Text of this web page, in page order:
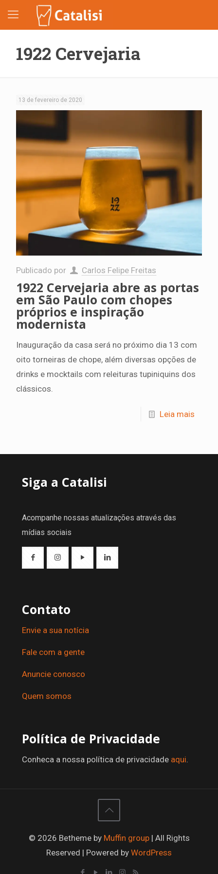
1922 Cervejaria
13 de fevereiro de 2020
Publicado por Carlos Felipe Freitas
1922 Cervejaria abre as portas
em São Paulo com chopes
próprios e inspiração
modernista
Inauguração da casa será no próximo dia 13 com
oito torneiras de chope, além diversas opções de
drinks e mocktails com releituras tupiniquins dos
clássicos.
Leia mais
Siga a Catalisi
Acompanhe nossas atualizações através das
mídias sociais
Contato
Envie a sua notícia
Fale com a gente
Anuncie conosco
Quem somos
Política de Privacidade
Conheca a nossa política de privacidade aqui.
© 2026 Betheme by Muffin group| All Rights
Reserved | Powered by WordPress